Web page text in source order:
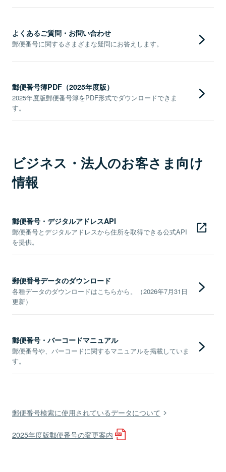
よくあるご質問・お問い合わせ
郵便番号に関するさまざまな疑問にお答えします。
郵便番号簿PDF（2025年度版）
2025年度版郵便番号簿をPDF形式でダウンロードできま
す。
ビジネス・法人のお客さま向け
情報
郵便番号・デジタルアドレスAPI
郵便番号とデジタルアドレスから住所を取得できる公式API
を提供。
郵便番号データのダウンロード
各種データのダウンロードはこちらから。（2026年7月31日
更新）
郵便番号・バーコードマニュアル
郵便番号や、バーコードに関するマニュアルを掲載していま
す。
郵便番号検索に使用されているデータについて
2025年度版郵便番号の変更案内